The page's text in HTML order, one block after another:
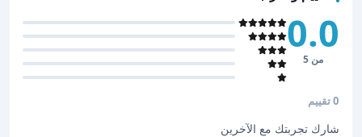
0.0
من 5
0 تقييم
شارك تجربتك مع الآخرين